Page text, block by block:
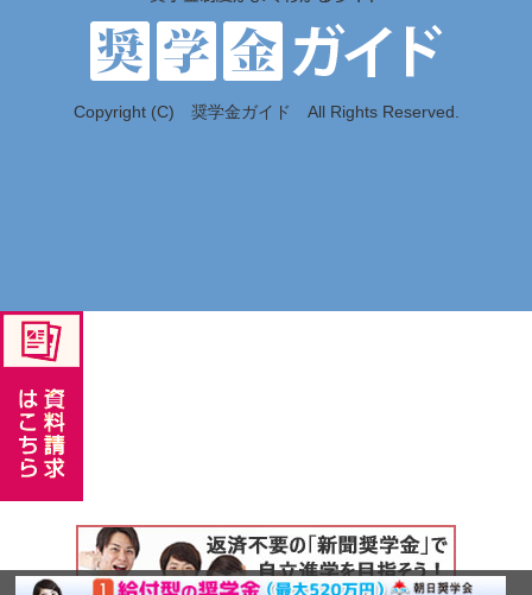
Copyright (C) 奨学金ガイド All Rights Reserved.